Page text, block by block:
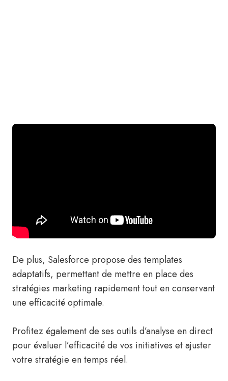
De plus, Salesforce propose des templates
adaptatifs, permettant de mettre en place des
stratégies marketing rapidement tout en conservant
une efficacité optimale.
Profitez également de ses outils d’analyse en direct
pour évaluer l’efficacité de vos initiatives et ajuster
votre stratégie en temps réel.